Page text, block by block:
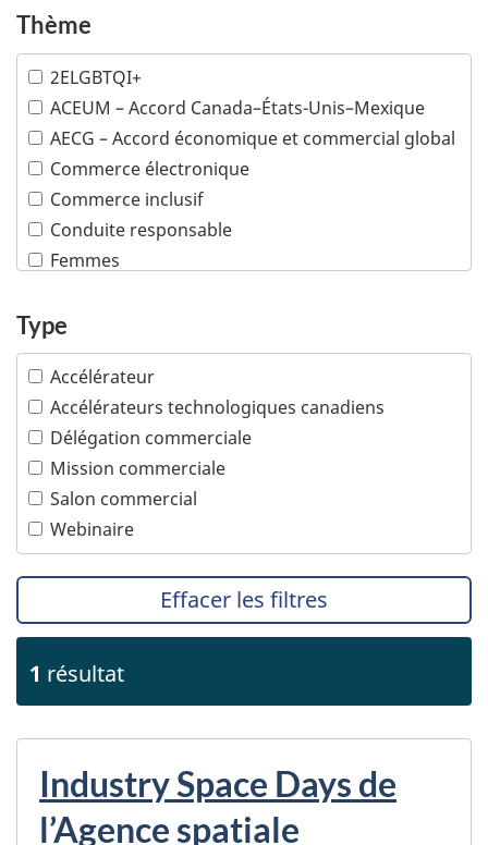
Infrastructures
Machinerie industrielle
Mines
Pétrole et gaz
Plusieurs industries
Poissons et fruits de mer
Produits chimiques et matières plastiques
Produits de consommation
Sciences de la vie
Services professionnels
Technologies de l'information et des
communications
Technologies océaniques
Technologies propres
Tourisme
Transports
Thème
2ELGBTQI+
ACEUM – Accord Canada–États-Unis–Mexique
AECG – Accord économique et commercial global
Commerce électronique
Commerce inclusif
Conduite responsable
Femmes
Peuples autochtones
Propriété intellectuelle
PTPGP – Accord de Partenariat transpacifique
global et progressiste
Type
Accélérateur
Accélérateurs technologiques canadiens
Délégation commerciale
Mission commerciale
Salon commercial
Webinaire
Effacer les filtres
1 résultat
Industry Space Days de
l’Agence spatiale